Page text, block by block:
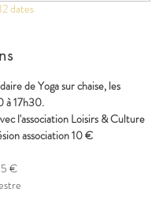
dates
de Yoga sur chaise, les
à 17h30.
l'association Loisirs & Culture
association 10 €
€